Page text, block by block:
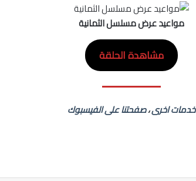
مواعيد عرض مسلسل الثمانية
مشاهدة الحلقة
خدمات اخرى،صفحتنا على الفيسبوك